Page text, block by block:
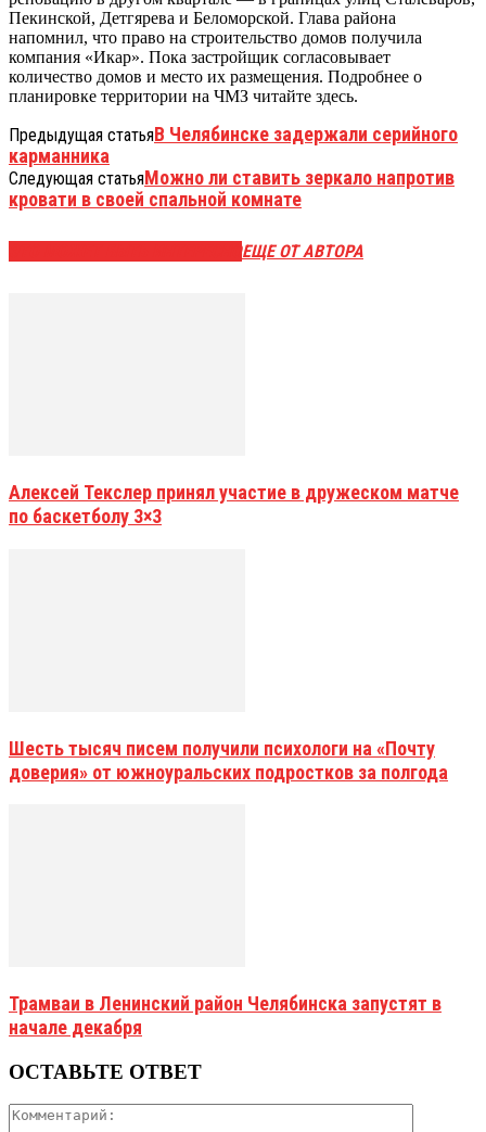
Пекинской, Детгярева и Беломорской. Глава района
напомнил, что право на строительство домов получила
компания «Икар». Пока застройщик согласовывает
количество домов и место их размещения. Подробнее о
планировке территории на ЧМЗ читайте здесь.
Предыдущая статьяВ Челябинске задержали серийного
карманника
Следующая статьяМожно ли ставить зеркало напротив
кровати в своей спальной комнате
ЕЩЕ ОТ АВТОРА
Алексей Текслер принял участие в дружеском матче
по баскетболу 3×3
Шесть тысяч писем получили психологи на «Почту
доверия» от южноуральских подростков за полгода
Трамваи в Ленинский район Челябинска запустят в
начале декабря
ОСТАВЬТЕ ОТВЕТ